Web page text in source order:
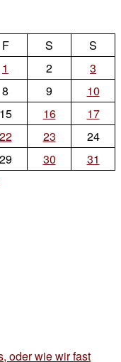
F S
S
1
2
3
8 9
10
15 16
17
22 23
24
29 30
31
oder wie wir fast